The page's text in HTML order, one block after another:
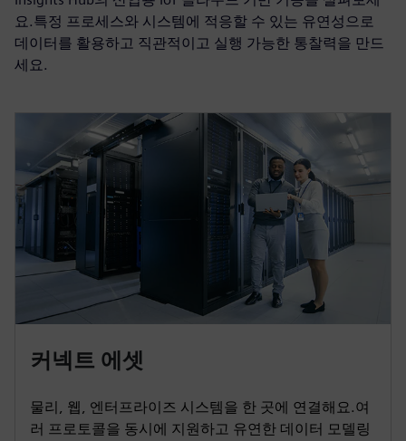
요.특정 프로세스와 시스템에 적응할 수 있는 유연성으로
데이터를 활용하고 직관적이고 실행 가능한 통찰력을 만드
세요.
커넥트 에셋
물리, 웹, 엔터프라이즈 시스템을 한 곳에 연결해요.여
러 프로토콜을 동시에 지원하고 유연한 데이터 모델링